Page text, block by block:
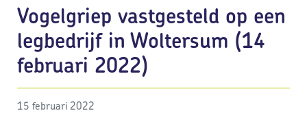
Vogelgriep vastgesteld op een
legbedrijf in Woltersum (14
februari 2022)
15 februari 2022